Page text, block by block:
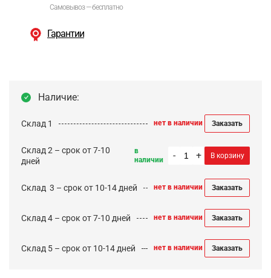
Самовывоз — бесплатно
Гарантии
Наличие:
Склад 1 нет в наличии Заказать
Склад 2 – срок от 7-10
дней
в
наличии
- + В корзину
Cклад 3 – срок от 10-14 дней нет в наличии Заказать
Склад 4 – срок от 7-10 дней нет в наличии Заказать
Склад 5 – срок от 10-14 дней нет в наличии Заказать